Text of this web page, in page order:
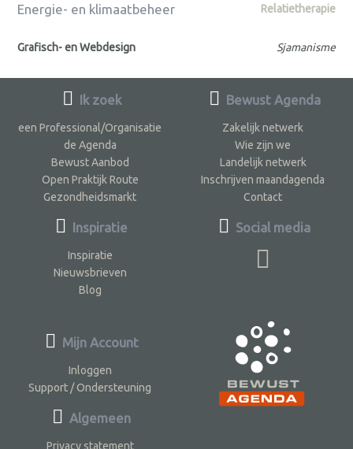
Energie- en klimaatbeheer Relatietherapie
Grafisch- en Webdesign Sjamanisme
Ik zoek
een Professional/Organisatie
de Agenda
Bewust Aanbod
Open Praktijk Route
Gezondheidsmarkt
Inspiratie
Inspiratie
Nieuwsbrieven
Blog
Bewust Agenda
Zakelijk netwerk
Wie zijn we
Landelijk netwerk
Inschrijven maandagenda
Contact
Social media
Mijn Account
Inloggen
Support / Ondersteuning
Algemeen
Privacy statement